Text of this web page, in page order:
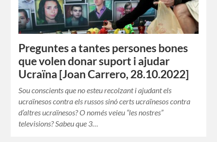
Preguntes a tantes persones bones
que volen donar suport i ajudar
Ucraïna [Joan Carrero, 28.10.2022]
Sou conscients que no esteu recolzant i ajudant els
ucraïnesos contra els russos sinó certs ucraïnesos contra
d’altres ucraïnesos? O només veieu “les nostres”
televisions? Sabeu que 3…